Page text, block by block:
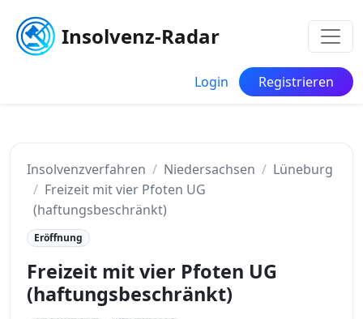
Insolvenz-Radar
Login Registrieren
Insolvenzverfahren Niedersachsen
Lüneburg
Freizeit mit vier Pfoten UG
(haftungsbeschränkt)
Eröffnung
Freizeit mit vier Pfoten UG
(haftungsbeschränkt)